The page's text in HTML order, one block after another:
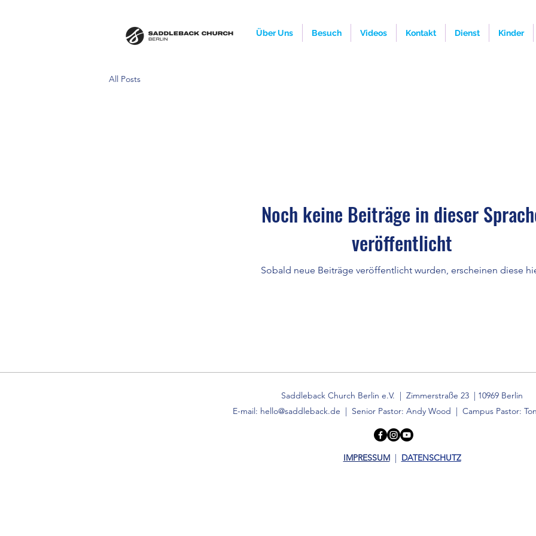
Über Uns Besuch Videos Kontakt Dienst Kinder
All Posts
Noch keine Beiträge in dieser
veröffentlicht
Sobald neue Beiträge veröffentlicht wurden, erscheinen diese
Saddleback Church Berlin e.V. | Zimmerstraße 23 | 10969 Berlin
E-mail: hello@saddleback.de | Senior Pastor: Andy Wood | Campus Pastor:
IMPRESSUM | DATENSCHUTZ